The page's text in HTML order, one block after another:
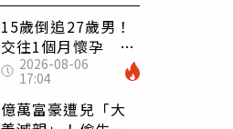
15歲倒追27歲男！
交往1個月懷孕 36
歲當阿嬤故事曝光
2026-08-06
17:04
億萬富豪遭兒「大